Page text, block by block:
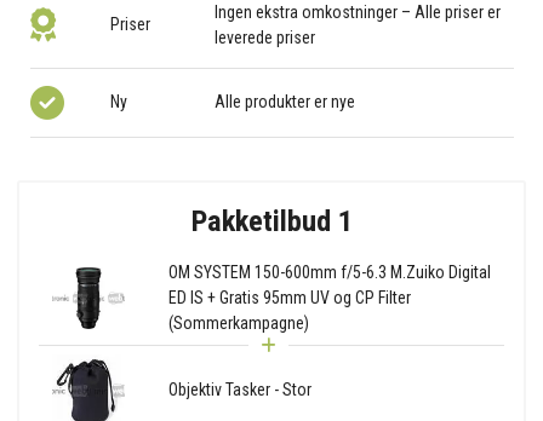
Priser
Ingen ekstra omkostninger – Alle priser er
leverede priser
Ny Alle produkter er nye
Pakketilbud 1
OM SYSTEM 150-600mm f/5-6.3 M.Zuiko Digital
ED IS + Gratis 95mm UV og CP Filter
(Sommerkampagne)
Objektiv Tasker - Stor